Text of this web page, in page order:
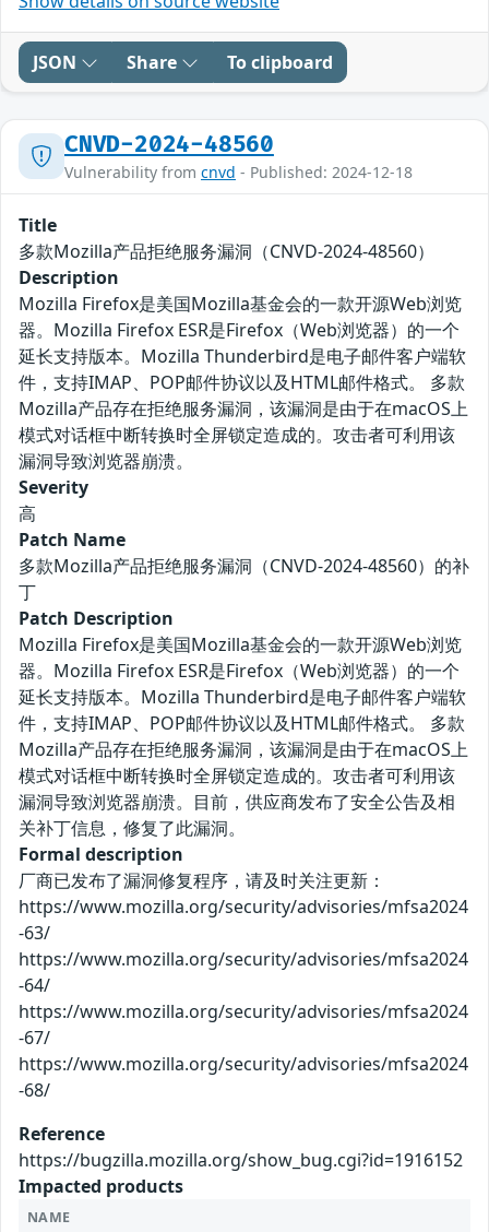
JSON Share To clipboard
CNVD-2024-48560
Vulnerability from cnvd - Published: 2024-12-18
Title
多款Mozilla产品拒绝服务漏洞（CNVD-2024-48560）
Description
Mozilla Firefox是美国Mozilla基金会的一款开源Web浏览
器。Mozilla Firefox ESR是Firefox（Web浏览器）的一个
延长支持版本。Mozilla Thunderbird是电子邮件客户端软
件，支持IMAP、POP邮件协议以及HTML邮件格式。 多款
Mozilla产品存在拒绝服务漏洞，该漏洞是由于在macOS上
模式对话框中断转换时全屏锁定造成的。攻击者可利用该
漏洞导致浏览器崩溃。
Severity
高
Patch Name
多款Mozilla产品拒绝服务漏洞（CNVD-2024-48560）的补
丁
Patch Description
Mozilla Firefox是美国Mozilla基金会的一款开源Web浏览
器。Mozilla Firefox ESR是Firefox（Web浏览器）的一个
延长支持版本。Mozilla Thunderbird是电子邮件客户端软
件，支持IMAP、POP邮件协议以及HTML邮件格式。 多款
Mozilla产品存在拒绝服务漏洞，该漏洞是由于在macOS上
模式对话框中断转换时全屏锁定造成的。攻击者可利用该
漏洞导致浏览器崩溃。目前，供应商发布了安全公告及相
关补丁信息，修复了此漏洞。
Formal description
厂商已发布了漏洞修复程序，请及时关注更新：
https://www.mozilla.org/security/advisories/mfsa2024
-63/
https://www.mozilla.org/security/advisories/mfsa2024
-64/
https://www.mozilla.org/security/advisories/mfsa2024
-67/
https://www.mozilla.org/security/advisories/mfsa2024
-68/
Reference
https://bugzilla.mozilla.org/show_bug.cgi?id=1916152
Impacted products
NAME